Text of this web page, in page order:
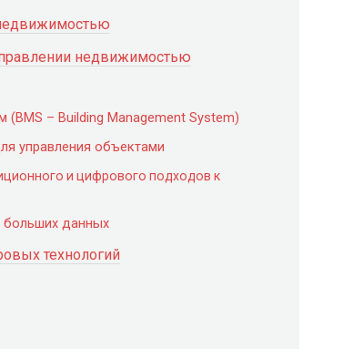
недвижимостью
(BMS – Building Management System)
управления объектами
и цифрового подходов к
больших данных
технологий